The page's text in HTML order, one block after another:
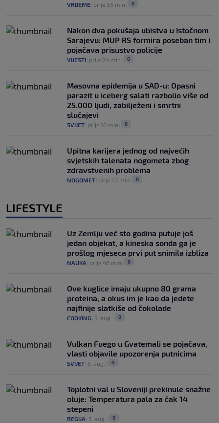
VRIJEME prije 33 min 0
Nakon dva pokušaja ubistva u Istočnom
Sarajevu: MUP RS formira poseban tim i
pojačava prisustvo policije
VIJESTI prije 24 min 0
Masovna epidemija u SAD-u: Opasni
parazit u iceberg salati razbolio više od
25.000 ljudi, zabilježeni i smrtni
slučajevi
SVIJET prije 10 min 0
Upitna karijera jednog od najvećih
svjetskih talenata nogometa zbog
zdravstvenih problema
NOGOMET prije 47 min 0
LIFESTYLE
Uz Zemlju već sto godina putuje još
jedan objekat, a kineska sonda ga je
prošlog mjeseca prvi put snimila izbliza
NAUKA prije 46 min 0
Ove kuglice imaju ukupno 80 grama
proteina, a okus im je kao da jedete
najfinije slatkiše od čokolade
COOKING 5. aug. 0
Vulkan Fuego u Gvatemali se pojačava,
vlasti objavile upozorenja putnicima
SVIJET 5. aug. 0
Toplotni val u Sloveniji prekinule snažne
oluje: Temperatura pala za čak 14
stepeni
REGIJA 5. aug. 0